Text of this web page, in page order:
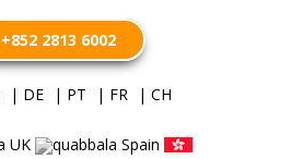
+852 2813 6002
| DE | PT | FR | CH